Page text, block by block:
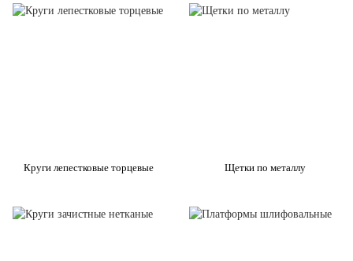
Круги лепестковые торцевые Щетки по металлу